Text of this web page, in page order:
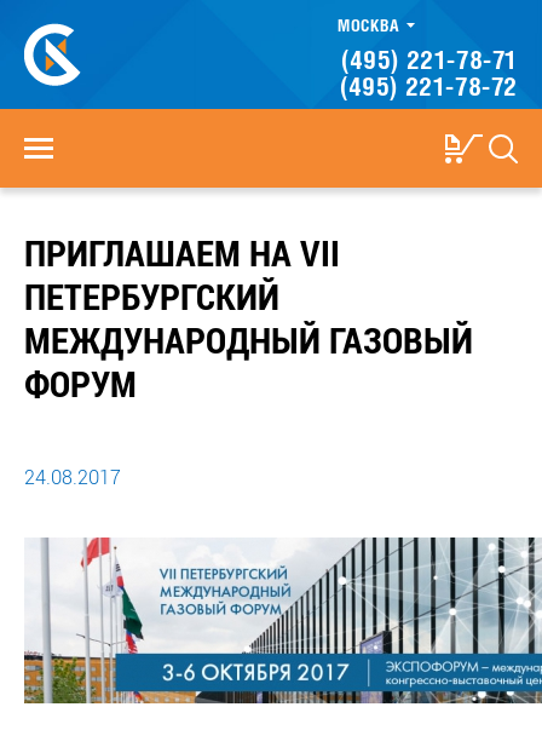
МОСКВА
(495) 221-78-71
(495) 221-78-72
ПРИГЛАШАЕМ НА VII
ПЕТЕРБУРГСКИЙ
МЕЖДУНАРОДНЫЙ ГАЗОВЫЙ
ФОРУМ
24.08.2017